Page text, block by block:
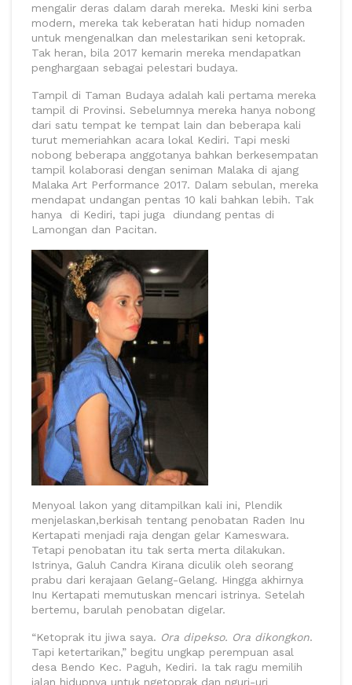
mengalir deras dalam darah mereka. Meski kini serba
modern, mereka tak keberatan hati hidup nomaden
untuk mengenalkan dan melestarikan seni ketoprak.
Tak heran, bila 2017 kemarin mereka mendapatkan
penghargaan sebagai pelestari budaya.
Tampil di Taman Budaya adalah kali pertama mereka
tampil di Provinsi. Sebelumnya mereka hanya nobong
dari satu tempat ke tempat lain dan beberapa kali
turut memeriahkan acara lokal Kediri. Tapi meski
nobong beberapa anggotanya bahkan berkesempatan
tampil kolaborasi dengan seniman Malaka di ajang
Malaka Art Performance 2017. Dalam sebulan, mereka
mendapat undangan pentas 10 kali bahkan lebih. Tak
hanya di Kediri, tapi juga diundang pentas di
Lamongan dan Pacitan.
Menyoal lakon yang ditampilkan kali ini, Plendik
menjelaskan,berkisah tentang penobatan Raden Inu
Kertapati menjadi raja dengan gelar Kameswara.
Tetapi penobatan itu tak serta merta dilakukan.
Istrinya, Galuh Candra Kirana diculik oleh seorang
prabu dari kerajaan Gelang-Gelang. Hingga akhirnya
Inu Kertapati memutuskan mencari istrinya. Setelah
bertemu, barulah penobatan digelar.
“Ketoprak itu jiwa saya. Ora dipekso. Ora dikongkon.
Tapi ketertarikan,” begitu ungkap perempuan asal
desa Bendo Kec. Paguh, Kediri. Ia tak ragu memilih
jalan hidupnya untuk ngetoprak dan nguri-uri